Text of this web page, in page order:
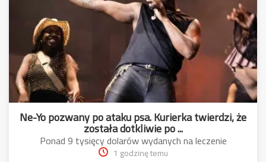
Ne-Yo pozwany po ataku psa. Kurierka twierdzi, że
została dotkliwie po ...
Ponad 9 tysięcy dolarów wydanych na leczenie
1 godzinę temu